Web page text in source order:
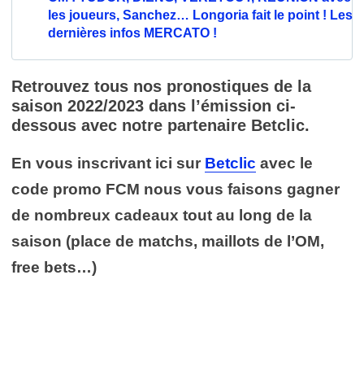
les joueurs, Sanchez… Longoria fait le point ! Les
dernières infos MERCATO !
Retrouvez tous nos pronostiques de la
saison 2022/2023 dans l’émission ci-
dessous avec notre partenaire Betclic.
En vous inscrivant ici sur Betclic avec le
code promo FCM nous vous faisons gagner
de nombreux cadeaux tout au long de la
saison (place de matchs, maillots de l’OM,
free bets…)